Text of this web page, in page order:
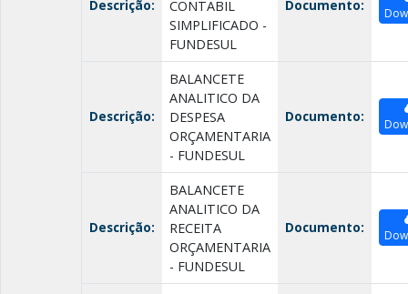
Descrição:
CONTABIL
SIMPLIFICADO -
FUNDESUL
Documento:
Descrição:
BALANCETE
ANALITICO DA
DESPESA
ORÇAMENTARIA
- FUNDESUL
Documento:
Descrição:
BALANCETE
ANALITICO DA
RECEITA
ORÇAMENTARIA
- FUNDESUL
Documento: